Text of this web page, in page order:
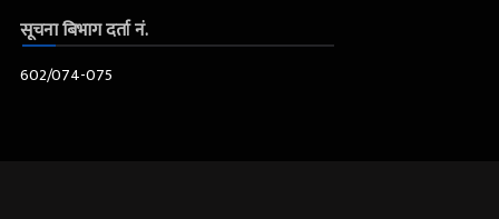
सूचना बिभाग दर्ता नं.
602/074-075